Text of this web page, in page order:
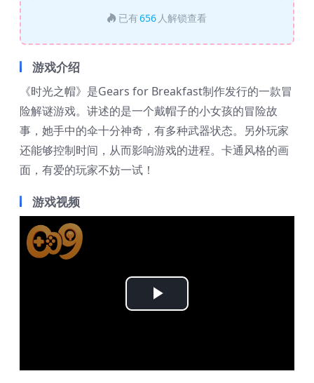
已有656 人解锁查看
游戏介绍
《时光之帽》是Gears for Breakfast制作发行的一款冒
险解谜游戏。讲述的是一个戴帽子的小女孩的冒险故
事，她手中的伞十分神奇，有多种武器状态。另外玩家
还能够控制时间，从而影响游戏的进程。卡通风格的画
面，有爱的玩家不妨一试！
游戏视频
Play